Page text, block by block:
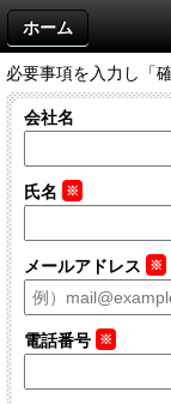
ホーム
必要事項を入力し「
会社名
氏名 ※
メールアドレス ※
電話番号 ※